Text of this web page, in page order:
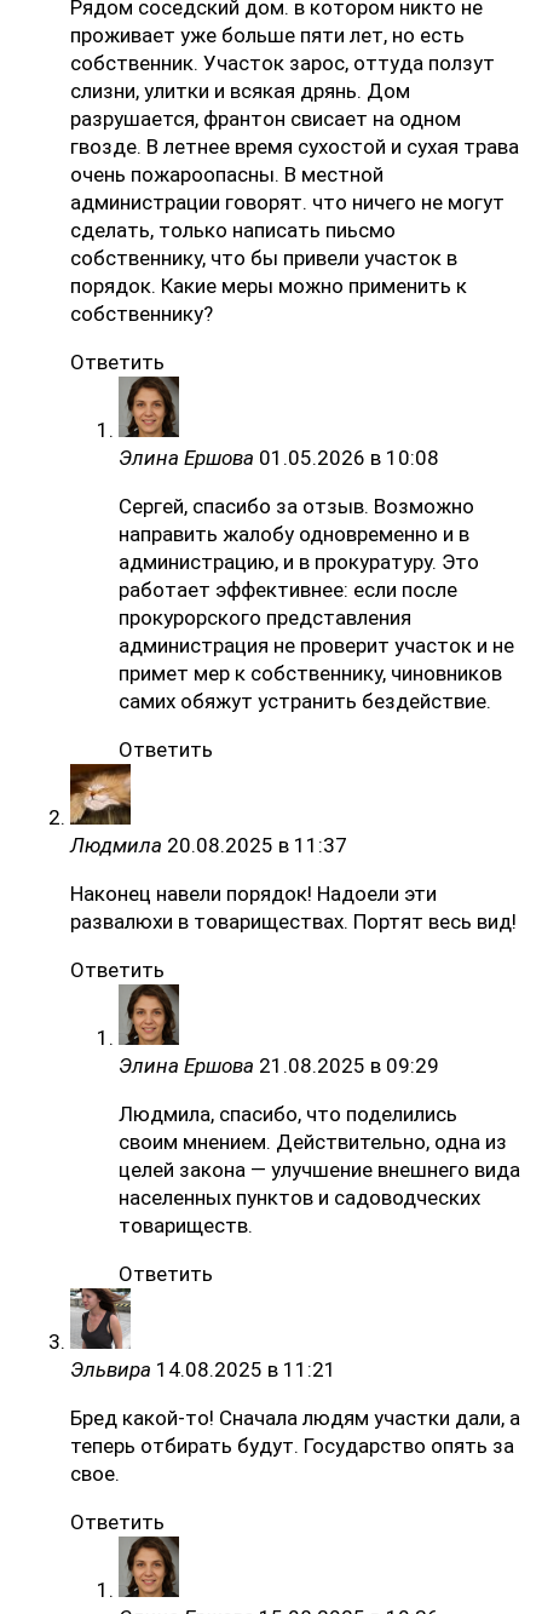
Рядом соседский дом. в котором никто не
проживает уже больше пяти лет, но есть
собственник. Участок зарос, оттуда ползут
слизни, улитки и всякая дрянь. Дом
разрушается, франтон свисает на одном
гвозде. В летнее время сухостой и сухая трава
очень пожароопасны. В местной
администрации говорят. что ничего не могут
сделать, только написать пиьсмо
собственнику, что бы привели участок в
порядок. Какие меры можно применить к
собственнику?
Ответить
Элина Ершова 01.05.2026 в 10:08
Сергей, спасибо за отзыв. Возможно
направить жалобу одновременно и в
администрацию, и в прокуратуру. Это
работает эффективнее: если после
прокурорского представления
администрация не проверит участок и не
примет мер к собственнику, чиновников
самих обяжут устранить бездействие.
Ответить
Людмила 20.08.2025 в 11:37
Наконец навели порядок! Надоели эти
развалюхи в товариществах. Портят весь вид!
Ответить
Элина Ершова 21.08.2025 в 09:29
Людмила, спасибо, что поделились
своим мнением. Действительно, одна из
целей закона — улучшение внешнего вида
населенных пунктов и садоводческих
товариществ.
Ответить
Эльвира 14.08.2025 в 11:21
Бред какой-то! Сначала людям участки дали, а
теперь отбирать будут. Государство опять за
свое.
Ответить